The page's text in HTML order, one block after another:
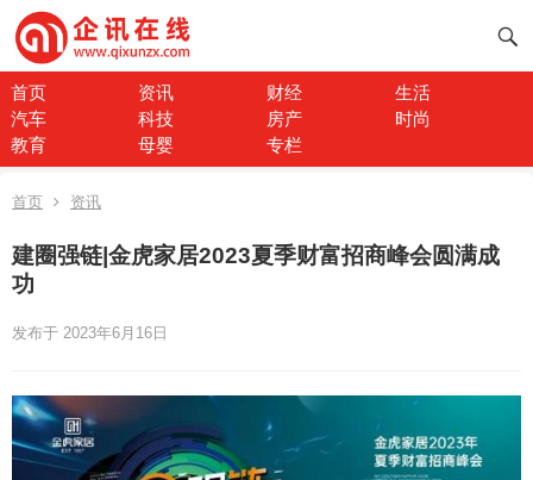
首页 资讯 财经
生活
汽车
科技 房产
时尚
教育
母婴 专栏
首页 资讯
建圈强链|金虎家居2023夏季财富招商峰会圆满成
功
发布于 2023年6月16日